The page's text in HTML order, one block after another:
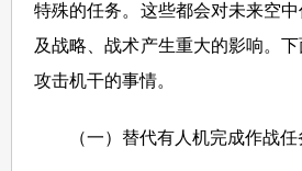
特殊的任务。这些都会对未来空
及战略、战术产生重大的影响。
攻击机干的事情。
（一）替代有人机完成作战任